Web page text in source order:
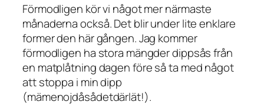
Förmodligen kör vi något mer närmaste
månaderna också. Det blir under lite enklare
former den här gången. Jag kommer
förmodligen ha stora mängder dippsås från
en matplåtning dagen före så ta med något
att stoppa i min dipp
(mämenojdåsådetdärlät!).